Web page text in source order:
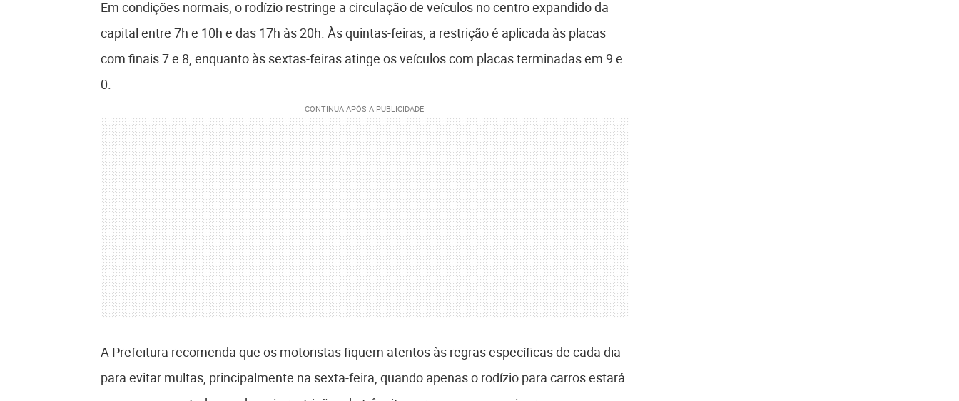
Em condições normais, o rodízio restringe a circulação de veículos no centro expandido da
capital entre 7h e 10h e das 17h às 20h. Às quintas-feiras, a restrição é aplicada às placas
com finais 7 e 8, enquanto às sextas-feiras atinge os veículos com placas terminadas em 9 e
0.
A Prefeitura recomenda que os motoristas fiquem atentos às regras específicas de cada dia
para evitar multas, principalmente na sexta-feira, quando apenas o rodízio para carros estará